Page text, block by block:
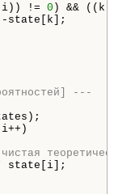
i)) != 0 ) && ((k
---